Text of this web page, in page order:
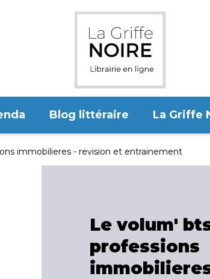
Blog littéraire La Griffe
immobilieres - revision et entrainement
Le volum'
professions